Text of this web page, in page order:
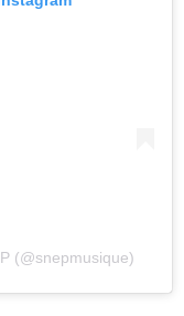
(@snepmusique)